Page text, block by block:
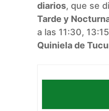
diarios, que se
Tarde y
a las 11:30,
Quiniela de